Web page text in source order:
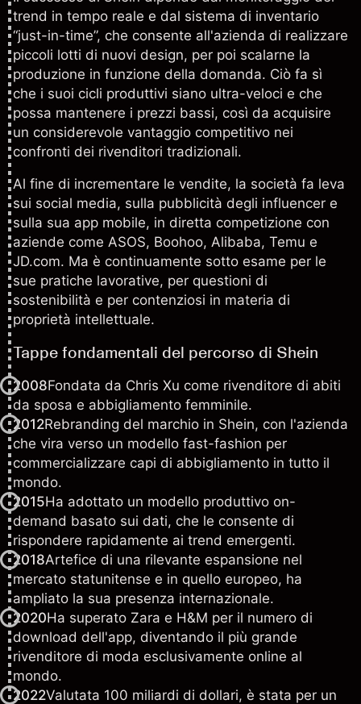
trend in tempo reale e dal sistema di inventario
“just-in-time”, che consente all'azienda di realizzare
piccoli lotti di nuovi design, per poi scalarne la
produzione in funzione della domanda. Ciò fa sì
che i suoi cicli produttivi siano ultra-veloci e che
possa mantenere i prezzi bassi, così da acquisire
un considerevole vantaggio competitivo nei
confronti dei rivenditori tradizionali.
Al fine di incrementare le vendite, la società fa leva
sui social media, sulla pubblicità degli influencer e
sulla sua app mobile, in diretta competizione con
aziende come ASOS, Boohoo, Alibaba, Temu e
JD.com. Ma è continuamente sotto esame per le
sue pratiche lavorative, per questioni di
sostenibilità e per contenziosi in materia di
proprietà intellettuale.
Tappe fondamentali del percorso di Shein
2008Fondata da Chris Xu come rivenditore di abiti
da sposa e abbigliamento femminile.
2012Rebranding del marchio in Shein, con l'azienda
che vira verso un modello fast-fashion per
commercializzare capi di abbigliamento in tutto il
mondo.
2015Ha adottato un modello produttivo on-
demand basato sui dati, che le consente di
rispondere rapidamente ai trend emergenti.
2018Artefice di una rilevante espansione nel
mercato statunitense e in quello europeo, ha
ampliato la sua presenza internazionale.
2020Ha superato Zara e H&M per il numero di
download dell'app, diventando il più grande
rivenditore di moda esclusivamente online al
mondo.
2022Valutata 100 miliardi di dollari, è stata per un